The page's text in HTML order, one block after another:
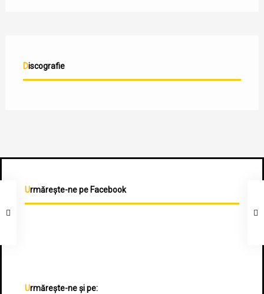
Discografie
Urmărește-ne pe Facebook
Urmărește-ne și pe: